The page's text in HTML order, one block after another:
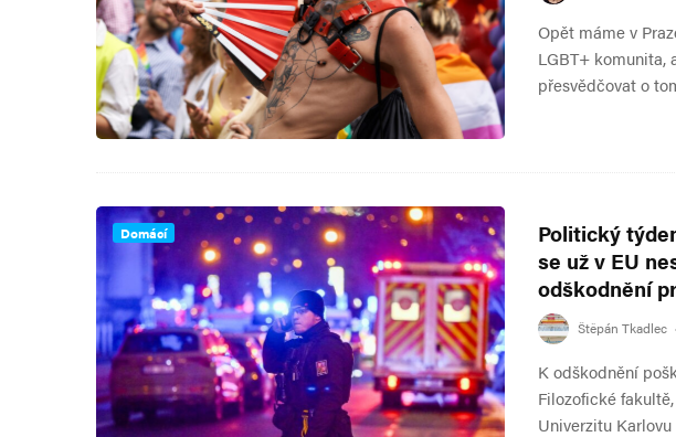
Opět máme v
LGBT+ komunita,
přesvědčovat o
Domácí
Politický
se už v EU
odškodnění
Štěpán Tkadlec ·
K odškodnění
Filozofické
Univerzitu